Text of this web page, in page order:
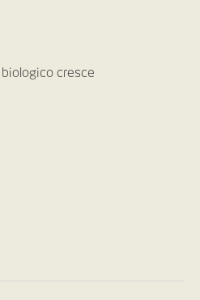
Il biologico cresce